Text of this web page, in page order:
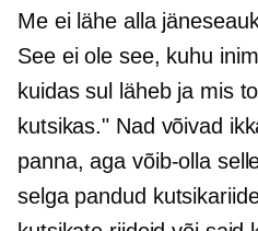
Me ei lähe alla
See ei ole see, kuhu
kuidas sul läheb ja mis
kutsikas." Nad võivad
panna, aga võib-olla
selga pandud